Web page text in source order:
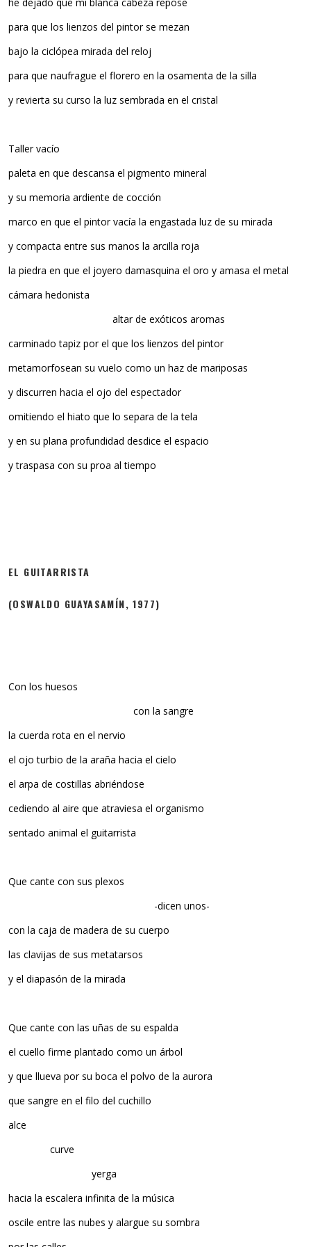
para que los lienzos del pintor se mezan
bajo la ciclópea mirada del reloj
para que naufrague el florero en la osamenta de la silla
y revierta su curso la luz sembrada en el cristal
Taller vacío
paleta en que descansa el pigmento mineral
y su memoria ardiente de cocción
marco en que el pintor vacía la engastada luz de su mirada
y compacta entre sus manos la arcilla roja
la piedra en que el joyero damasquina el oro y amasa el metal
cámara hedonista
altar de exóticos aromas
carminado tapiz por el que los lienzos del pintor
metamorfosean su vuelo como un haz de mariposas
y discurren hacia el ojo del espectador
omitiendo el hiato que lo separa de la tela
y en su plana profundidad desdice el espacio
y traspasa con su proa al tiempo
EL GUITARRISTA
(OSWALDO GUAYASAMÍN, 1977)
Con los huesos
con la sangre
la cuerda rota en el nervio
el ojo turbio de la araña hacia el cielo
el arpa de costillas abriéndose
cediendo al aire que atraviesa el organismo
sentado animal el guitarrista
Que cante con sus plexos
-dicen unos-
con la caja de madera de su cuerpo
las clavijas de sus metatarsos
y el diapasón de la mirada
Que cante con las uñas de su espalda
el cuello firme plantado como un árbol
y que llueva por su boca el polvo de la aurora
que sangre en el filo del cuchillo
alce
curve
yerga
hacia la escalera infinita de la música
oscile entre las nubes y alargue su sombra